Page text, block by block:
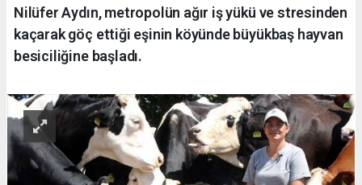
Nilüfer Aydın, metropolün ağır iş yükü ve stresinden
kaçarak göç ettiği eşinin köyünde büyükbaş hayvan
besiciliğine başladı.